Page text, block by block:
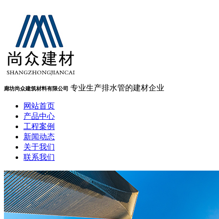
廊坊尚众建筑材料有限公司 专业生产排水管的建材企业
网站首页
产品中心
工程案例
新闻动态
关于我们
联系我们